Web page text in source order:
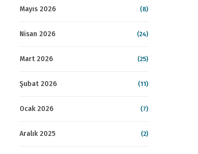
Mayıs 2026 (8)
Nisan 2026 (24)
Mart 2026 (25)
Şubat 2026 (11)
Ocak 2026 (7)
Aralık 2025 (2)